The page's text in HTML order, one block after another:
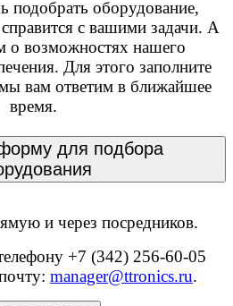
оборудование,
с вашими задачи. А
о возможностях нашего
Для этого заполните
вам ответим в ближайшее
время.
для подбора
и через посредников.
+7 (342) 256-60-05
manager@ttronics.ru.